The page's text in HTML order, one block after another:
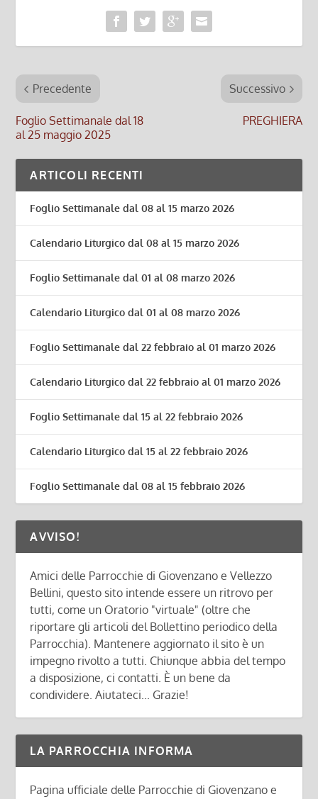
Precedente
Foglio Settimanale dal 18
al 25 maggio 2025
Successivo
PREGHIERA
ARTICOLI RECENTI
Foglio Settimanale dal 08 al 15 marzo 2026
Calendario Liturgico dal 08 al 15 marzo 2026
Foglio Settimanale dal 01 al 08 marzo 2026
Calendario Liturgico dal 01 al 08 marzo 2026
Foglio Settimanale dal 22 febbraio al 01 marzo 2026
Calendario Liturgico dal 22 febbraio al 01 marzo 2026
Foglio Settimanale dal 15 al 22 febbraio 2026
Calendario Liturgico dal 15 al 22 febbraio 2026
Foglio Settimanale dal 08 al 15 febbraio 2026
AVVISO!
Amici delle Parrocchie di Giovenzano e Vellezzo
Bellini, questo sito intende essere un ritrovo per
tutti, come un Oratorio "virtuale" (oltre che
riportare gli articoli del Bollettino periodico della
Parrocchia). Mantenere aggiornato il sito è un
impegno rivolto a tutti. Chiunque abbia del tempo
a disposizione, ci contatti. È un bene da
condividere. Aiutateci... Grazie!
LA PARROCCHIA INFORMA
Pagina ufficiale delle Parrocchie di Giovenzano e